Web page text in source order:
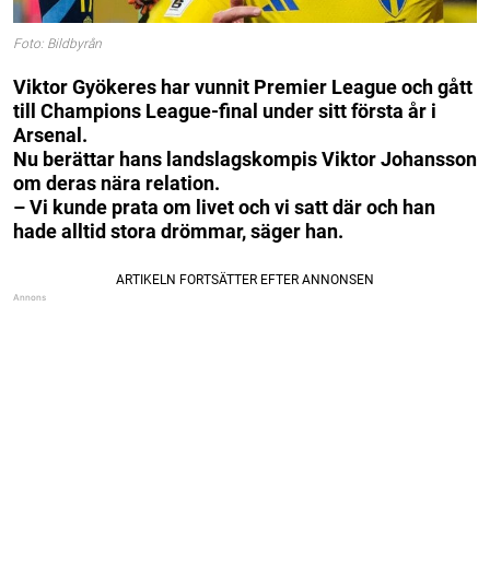
Foto: Bildbyrån
Viktor Gyökeres har vunnit Premier League och gått
till Champions League-final under sitt första år i
Arsenal.
Nu berättar hans landslagskompis Viktor Johansson
om deras nära relation.
– Vi kunde prata om livet och vi satt där och han
hade alltid stora drömmar, säger han.